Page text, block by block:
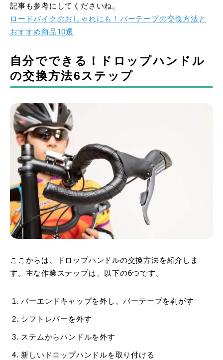
記事も参考にしてくださいね。
ロードバイクのおしゃれにも！バーテープの交換方法と
おすすめ商品10選
自分でできる！ドロップハンドル
の交換方法6ステップ
ここからは、ドロップハンドルの交換方法を紹介しま
す。主な作業ステップは、以下の6つです。
バーエンドキャップを外し、バーテープを剥がす
シフトレバーを外す
ステムからハンドルを外す
新しいドロップハンドルを取り付ける